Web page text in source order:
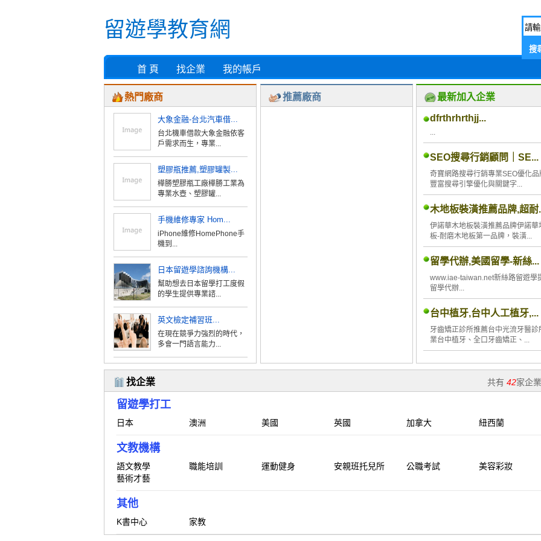
留遊學教育網
首 頁 找企業 我的帳戶
熱門廠商
大象金融-台北汽車借...
台北機車借款大象金融依客
戶需求而生，專業...
塑膠瓶推薦,塑膠罐製...
樺勝塑膠瓶工廠樺勝工業為
專業水壺、塑膠罐...
手機維修專家 Hom...
iPhone維修HomePhone手
機到...
日本留遊學諮詢機構...
幫助想去日本留學打工度假
的學生提供專業諮...
英文檢定補習班...
在現在競爭力強烈的時代，
多會一門語言能力...
推薦廠商 最新加入企業
dfrthrhrthjj...
...
SEO搜尋行銷顧問｜SE...
奇寶網路搜尋行銷專業SEO優化品
豐富搜尋引擎優化與關鍵字...
木地板裝潢推薦品牌,超耐
伊諾華木地板裝潢推薦品牌伊諾華
板-耐磨木地板第一品牌，裝潢...
留學代辦,美國留學-新絲...
www.iae-taiwan.net新絲路留遊學
留學代辦...
台中植牙,台中人工植牙,...
牙齒矯正診所推薦台中光流牙醫診
業台中植牙、全口牙齒矯正、...
找企業 共有 42家企業
留遊學打工
日本 澳洲 美國 英國 加拿大 紐西蘭
文教機構
語文教學 職能培訓 運動健身 安親班托兒所 公職考試
美容彩妝
藝術才藝
其他
K書中心 家教